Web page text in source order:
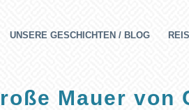
UNSERE GESCHICHTEN / BLOG
Mauer von